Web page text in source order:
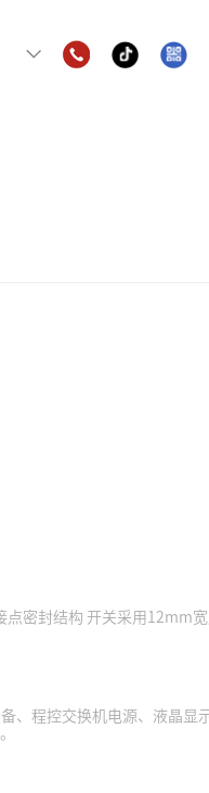
点密封结构 开关采用12mm
、程控交换机电源、液晶显